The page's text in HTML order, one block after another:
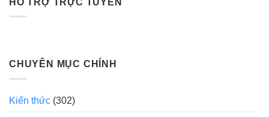
CHUYÊN MỤC CHÍNH
Kiến thức (302)